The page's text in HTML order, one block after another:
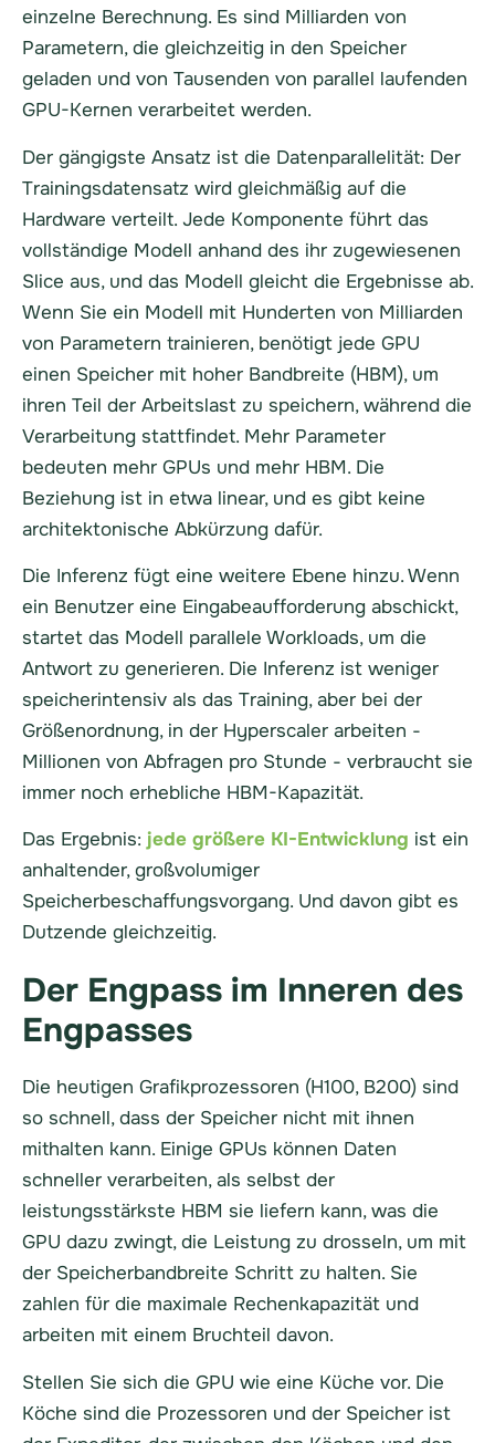
einzelne Berechnung. Es sind Milliarden von
Parametern, die gleichzeitig in den Speicher
geladen und von Tausenden von parallel laufenden
GPU-Kernen verarbeitet werden.
Der gängigste Ansatz ist die Datenparallelität: Der
Trainingsdatensatz wird gleichmäßig auf die
Hardware verteilt. Jede Komponente führt das
vollständige Modell anhand des ihr zugewiesenen
Slice aus, und das Modell gleicht die Ergebnisse ab.
Wenn Sie ein Modell mit Hunderten von Milliarden
von Parametern trainieren, benötigt jede GPU
einen Speicher mit hoher Bandbreite (HBM), um
ihren Teil der Arbeitslast zu speichern, während die
Verarbeitung stattfindet. Mehr Parameter
bedeuten mehr GPUs und mehr HBM. Die
Beziehung ist in etwa linear, und es gibt keine
architektonische Abkürzung dafür.
Die Inferenz fügt eine weitere Ebene hinzu. Wenn
ein Benutzer eine Eingabeaufforderung abschickt,
startet das Modell parallele Workloads, um die
Antwort zu generieren. Die Inferenz ist weniger
speicherintensiv als das Training, aber bei der
Größenordnung, in der Hyperscaler arbeiten -
Millionen von Abfragen pro Stunde - verbraucht sie
immer noch erhebliche HBM-Kapazität.
Das Ergebnis: jede größere KI-Entwicklung ist ein
anhaltender, großvolumiger
Speicherbeschaffungsvorgang. Und davon gibt es
Dutzende gleichzeitig.
Der Engpass im Inneren des
Engpasses
Die heutigen Grafikprozessoren (H100, B200) sind
so schnell, dass der Speicher nicht mit ihnen
mithalten kann. Einige GPUs können Daten
schneller verarbeiten, als selbst der
leistungsstärkste HBM sie liefern kann, was die
GPU dazu zwingt, die Leistung zu drosseln, um mit
der Speicherbandbreite Schritt zu halten. Sie
zahlen für die maximale Rechenkapazität und
arbeiten mit einem Bruchteil davon.
Stellen Sie sich die GPU wie eine Küche vor. Die
Köche sind die Prozessoren und der Speicher ist